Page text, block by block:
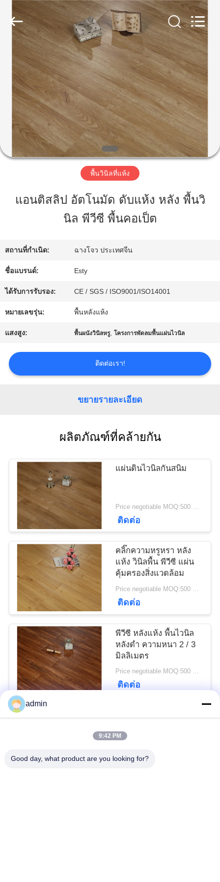
บ้าน
ผลิตภัณฑ์
แสดง
VR
ทัวร์
โรงงาน
ควบคุม
คุณภาพ
ทุก
กรณี
ขอ
อ้าง
แผนผัง
เว็บไซต์
นโยบาย
ความ
เป็น
ESTY
BUILDING
MATERIALS
CO.,LTD.
Reserved.
Developed
ECER
พื้นวินิลที่แห้ง
แอนติสลิป อัตโนมัด ดับแห้ง หลัง พื้นวิ
นิล พีวีซี พื้นคอเป็ต
สถานที่กำเนิด: ฉางโจว ประเทศจีน
ชื่อแบรนด์: Esty
ได้รับการรับรอง: CE / SGS / ISO9001/ISO14001
หมายเลขรุ่น: พื้นหลังแห้ง
แสงสูง: พื้นผนังวินิลหรู,โครงการพัดลมพื้นแผ่นไวนิล
ติดต่อเรา!
ขยายรายละเอียด
ผลิตภัณฑ์ที่คล้ายกัน
แผ่นดินไวนิลกันสนิม
Price negotiable MOQ:500 ตารางเมตร
ติดต่อ
คลิ๊กความหรูหรา หลัง
แห้ง วินิลพื้น พีวีซี แผ่น
คุ้มครองสิ่งแวดล้อม
Price negotiable MOQ:500 ตารางเมตร
ติดต่อ
พีวีซี หลังแห้ง พื้นไวนิล
หลังดํา ความหนา 2 / 3
มิลลิเมตร
Price negotiable MOQ:500 ตารางเมตร
ติดต่อ
หมวดหมู่ยอดนิยม
admin
9:42 PM
Good day, what product are you looking for?